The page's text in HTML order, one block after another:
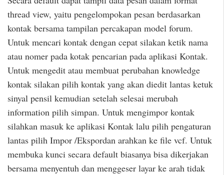
thread view, yaitu pengelompokan pesan berdasarkan
kontak bersama tampilan percakapan model forum.
Untuk mencari kontak dengan cepat silakan ketik nama
atau nomer pada kotak pencarian pada aplikasi Kontak.
Untuk mengedit atau membuat perubahan knowledge
kontak silakan pilih kontak yang akan diedit lantas ketuk
sinyal pensil kemudian setelah selesai merubah
information pilih simpan. Untuk mengimpor kontak
silahkan masuk ke aplikasi Kontak lalu pilih pengaturan
lantas pilih Impor /Ekspordan arahkan ke file vcf. Untuk
membuka kunci secara default biasanya bisa dikerjakan
bersama menyentuh dan menggeser layar ke arah tidak